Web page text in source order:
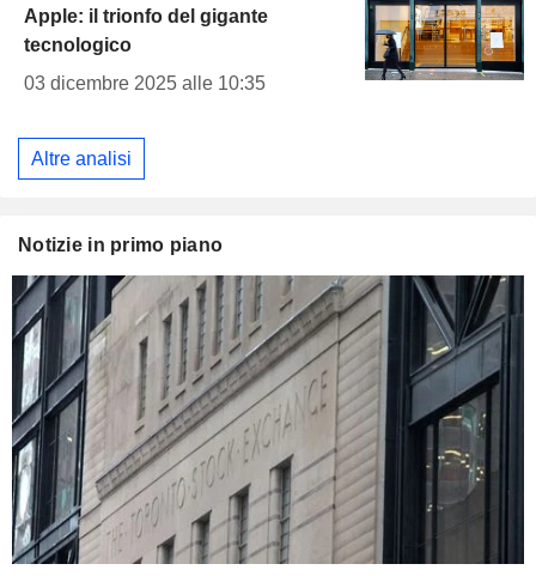
Apple: il trionfo del gigante
tecnologico
03 dicembre 2025 alle 10:35
Altre analisi
Notizie in primo piano